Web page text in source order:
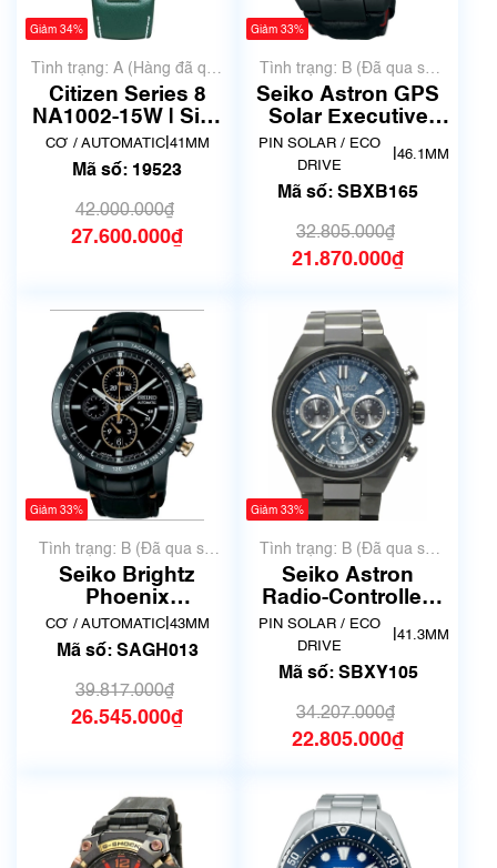
Giảm 34%
Tình trạng: A (Hàng đã qua
sử dụng nhưng rất đẹp,
không có xước)
Citizen Series 8
NA1002-15W | Size
41mm | Đã qua sử
dụng 3
CƠ / AUTOMATIC| 41MM
Mã số: 19523
42.000.000₫
27.600.000₫
Giảm 33%
Tình trạng: B (Đã qua sử
dụng, hàng đẹp, có chút
xước dăm)
Seiko Astron GPS
Solar Executive
Line Honda NSX
Limited Edition
SBXB165
PIN SOLAR / ECO
DRIVE
46.1MM
Mã số: SBXB165
32.805.000₫
21.870.000₫
Giảm 33%
Tình trạng: B (Đã qua sử
dụng, hàng đẹp, có chút
xước dăm)
Seiko Brightz
Phoenix
Mechanical
SAGH013
CƠ / AUTOMATIC| 43MM
Mã số: SAGH013
39.817.000₫
26.545.000₫
Giảm 33%
Tình trạng: B (Đã qua sử
dụng, hàng đẹp, có chút
xước dăm)
Seiko Astron
Radio-Controlled
Solar Titanium
SBXY105
PIN SOLAR / ECO
DRIVE
41.3MM
Mã số: SBXY105
34.207.000₫
22.805.000₫